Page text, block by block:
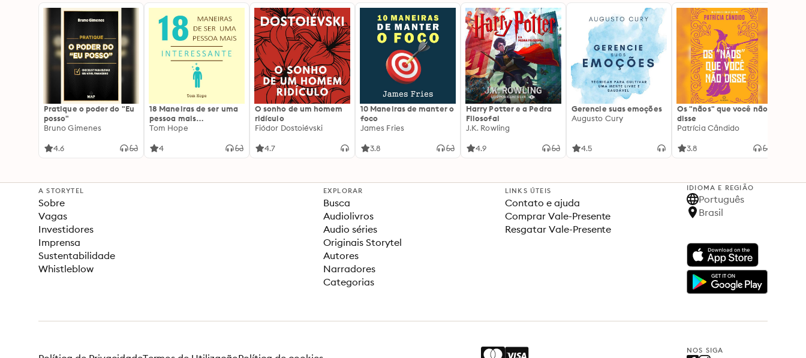
Pratique o poder do "Eu
posso"
Bruno Gimenes
4.6
18 Maneiras de ser uma
pessoa mais
interessante
Tom Hope
4
O sonho de um homem
ridículo
Fiódor Dostoiévski
4.7
10 Maneiras de manter o
foco
James Fries
3.8
Harry Potter e a Pedra
Filosofal
J.K. Rowling
4.9
Gerencie suas emoções
Augusto Cury
4.5
Os "nãos" que você não
disse
Patrícia Cândido
3.8
A STORYTEL
Sobre
Vagas
Investidores
Imprensa
Sustentabilidade
Whistleblow
EXPLORAR
Busca
Audiolivros
Audio séries
Originais Storytel
Autores
Narradores
Categorias
LINKS ÚTEIS
Contato e ajuda
Comprar Vale-Presente
Resgatar Vale-Presente
IDIOMA E REGIÃO
Português
Brasil
NOS SIGA